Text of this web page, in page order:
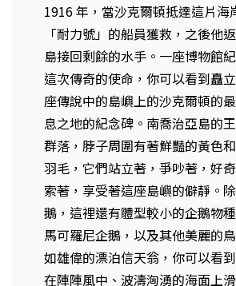
1916 年，當沙克爾頓抵達這片海
「耐力號」的船員獲救，之後他
島接回剩餘的水手。一座博物館
這次傳奇的使命，你可以看到矗
座傳說中的島嶼上的沙克爾頓的
息之地的紀念碑。南喬治亞島的
群落，脖子周圍有著鮮豔的黃色
羽毛，它們站立著，爭吵著，好
索著，享受著這座島嶼的僻靜。
鵝，這裡還有體型較小的企鵝物
馬可羅尼企鵝，以及其他美麗的鳥
如雄偉的漂泊信天翁，你可以看
在陣陣風中、波濤洶湧的海面上